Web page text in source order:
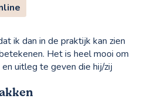
ik dan in de praktijk kan zien
Het is heel mooi om
uitleg te geven die hij/zij